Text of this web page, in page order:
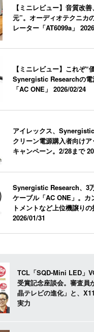
【ミニレビュー】音質改
元”。オーディオテクニカ
レーター「AT6099a」
【ミニレビュー】これぞ“
Synergistic Researchの電
「AC ONE」2026/02/24
アイレックス、
クリーン電源購入者向け
キャンペーン。2/28まで
Synergistic Research、3
ケーブル「AC ONE」。カ
トメントなど上位機譲り
2026/01/31
TCL「SQD-Mini LED」
受賞記念座談会。審査員
晶テレビの進化」と、
実力